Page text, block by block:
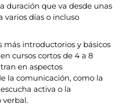
duración que va desde unas
varios días o incluso
más introductorios y básicos
cursos cortos de 4 a 8
en aspectos
la comunicación, como la
activa o la